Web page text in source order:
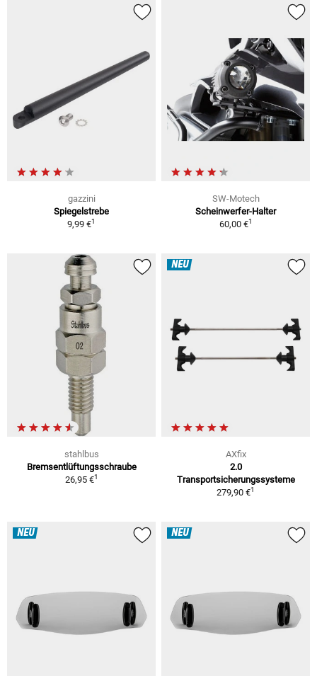
gazzini
Spiegelstrebe
9,99 €1
SW-Motech
Scheinwerfer-Halter
60,00 €1
stahlbus
Bremsentlüftungsschraube
26,95 €1
NEU
AXfix
2.0
Transportsicherungssysteme
279,90 €1
NEU NEU